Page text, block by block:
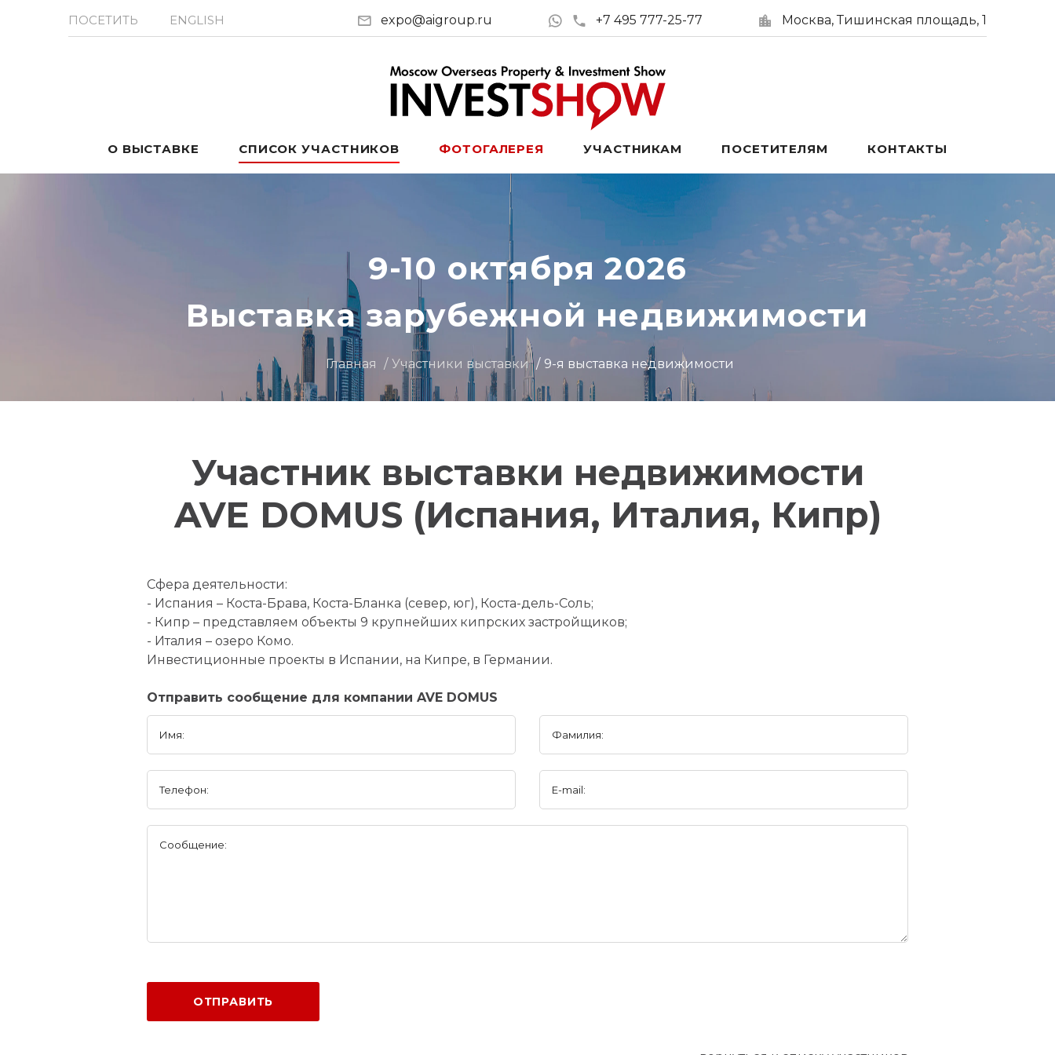
ПОСЕТИТЬ ENGLISH expo@aigroup.ru +7 495 777-25-77 Москва, Тишинская площадь, 1
О ВЫСТАВКЕ СПИСОК УЧАСТНИКОВ ФОТОГАЛЕРЕЯ УЧАСТНИКАМ ПОСЕТИТЕЛЯМ КОНТАКТЫ
9-10 октября 2026
Выставка зарубежной недвижимости
Главная Участники выставки 9-я выставка недвижимости
Участник выставки недвижимости
AVE DOMUS (Испания, Италия, Кипр)
Сфера деятельности:
- Испания – Коста-Брава, Коста-Бланка (север, юг), Коста-дель-Соль;
- Кипр – представляем объекты 9 крупнейших кипрских застройщиков;
- Италия – озеро Комо.
Инвестиционные проекты в Испании, на Кипре, в Германии.
Отправить сообщение для компании AVE DOMUS
Имя: Фамилия:
Телефон: E-mail:
Сообщение:
ОТПРАВИТЬ